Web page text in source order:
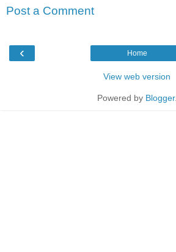
Post a Comment
‹ Home
View web version
Powered by Blogger.